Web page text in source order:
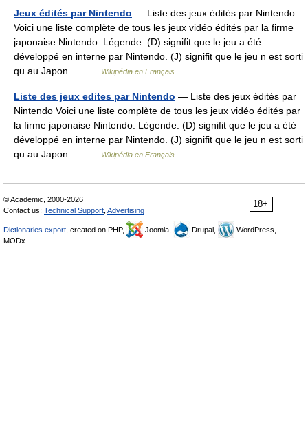
Jeux édités par Nintendo — Liste des jeux édités par Nintendo
Voici une liste complète de tous les jeux vidéo édités par la firme
japonaise Nintendo. Légende: (D) signifit que le jeu a été
développé en interne par Nintendo. (J) signifit que le jeu n est sorti
qu au Japon.… …
Wikipédia en Français
Liste des jeux edites par Nintendo — Liste des jeux édités par
Nintendo Voici une liste complète de tous les jeux vidéo édités par
la firme japonaise Nintendo. Légende: (D) signifit que le jeu a été
développé en interne par Nintendo. (J) signifit que le jeu n est sorti
qu au Japon.… …
Wikipédia en Français
18+
© Academic, 2000-2026
Contact us: Technical Support Advertising
Dictionaries export , created on PHP, Joomla, Drupal,
WordPress,
MODx.